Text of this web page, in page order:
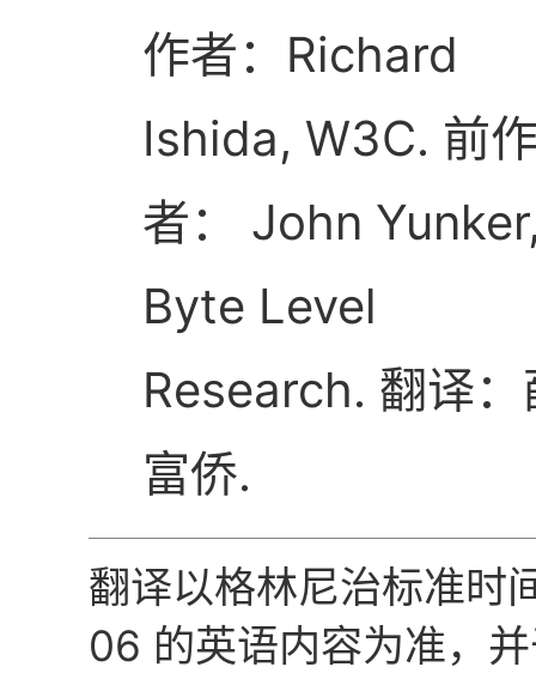
作者：Richard
Ishida, W3C. 前
者： John
Byte Level
Research. 翻译：
富侨.
翻译以格林尼治标准时
06 的英语内容为准，